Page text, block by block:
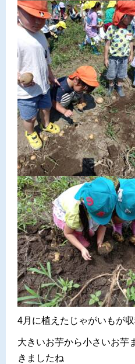
4月に植えたじゃがいもが
大きいお芋から小さいお芋
きましたね